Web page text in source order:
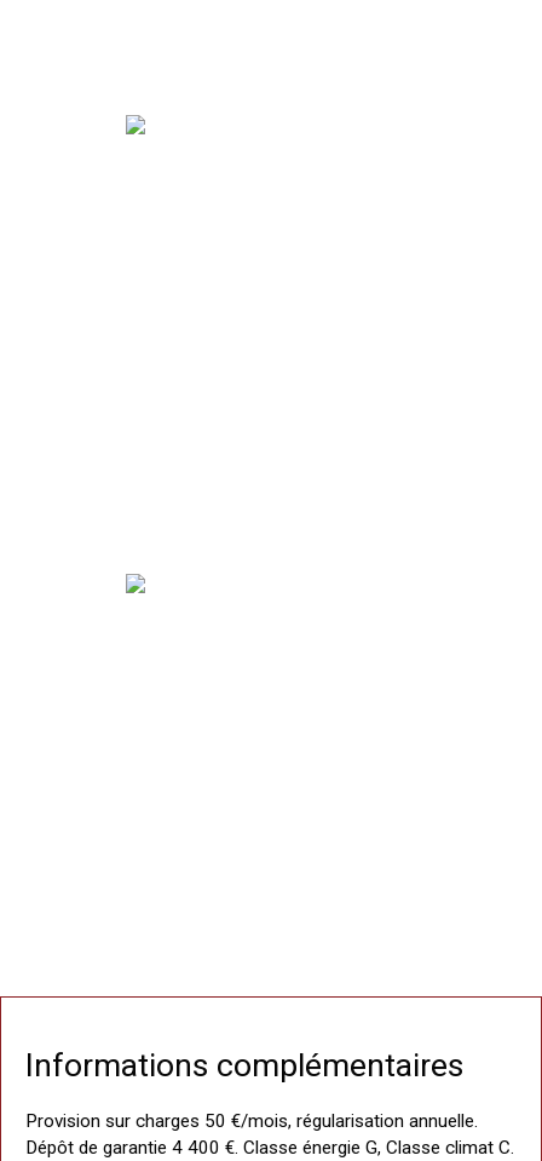
Informations complémentaires
Provision sur charges 50 €/mois, régularisation annuelle.
Dépôt de garantie 4 400 €. Classe énergie G, Classe climat C.